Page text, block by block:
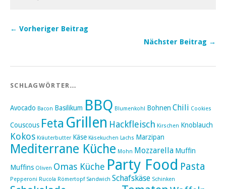
← Vorheriger Beitrag
Nächster Beitrag →
SCHLAGWÖRTER…
Avocado Bacon Basilikum BBQ Blumenkohl Bohnen Chili Cookies
Couscous Feta Grillen Hackfleisch Kirschen Knoblauch
Kokos Kräuterbutter Käse Käsekuchen Lachs Marzipan
Mediterrane Küche Mohn Mozzarella Muffin
Muffins Oliven Omas Küche Party Food Pasta
Pepperoni Rucola Römertopf Sandwich Schafskäse Schinken